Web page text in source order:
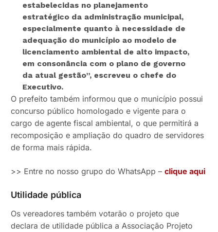
estabelecidas no planejamento
estratégico da administração municipal,
especialmente quanto à necessidade de
adequação do município ao modelo de
licenciamento ambiental de alto impacto,
em consonância com o plano de governo
da atual gestão”, escreveu o chefe do
Executivo.
O prefeito também informou que o município possui
concurso público homologado e vigente para o
cargo de agente fiscal ambiental, o que permitirá a
recomposição e ampliação do quadro de servidores
de forma mais rápida.
>> Entre no nosso grupo do WhatsApp –clique aqui
Utilidade pública
Os vereadores também votarão o projeto que
declara de utilidade pública a Associação Projeto